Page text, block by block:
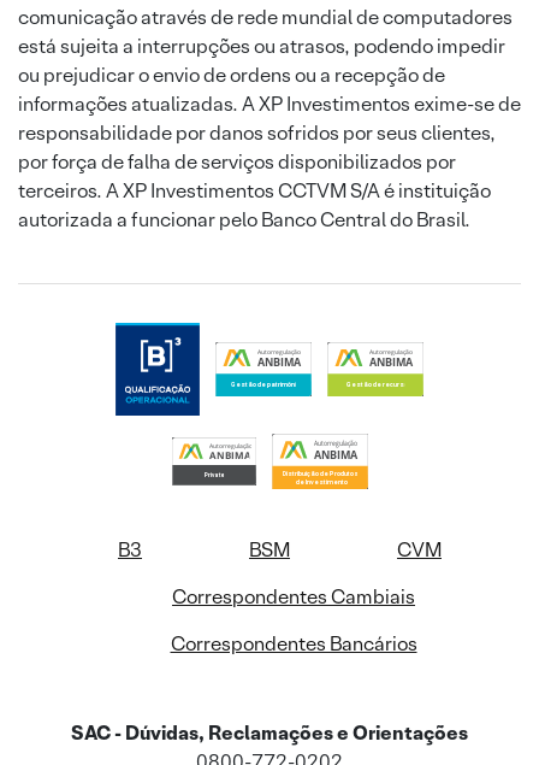
comunicação através de rede mundial de computadores
está sujeita a interrupções ou atrasos, podendo impedir
ou prejudicar o envio de ordens ou a recepção de
informações atualizadas. A XP Investimentos exime-se de
responsabilidade por danos sofridos por seus clientes,
por força de falha de serviços disponibilizados por
terceiros. A XP Investimentos CCTVM S/A é instituição
autorizada a funcionar pelo Banco Central do Brasil.
B3 BSM
CVM
Correspondentes Cambiais
Correspondentes Bancários
SAC - Dúvidas, Reclamações e Orientações